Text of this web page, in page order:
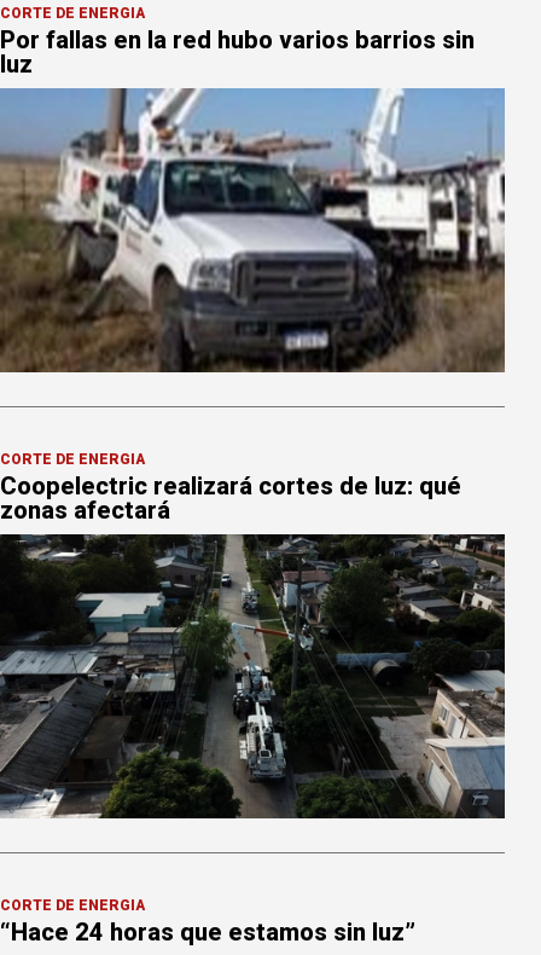
CORTE DE ENERGÍA
Por fallas en la red hubo varios barrios sin
luz
CORTE DE ENERGÍA
Coopelectric realizará cortes de luz: qué
zonas afectará
CORTE DE ENERGÍA
“Hace 24 horas que estamos sin luz”